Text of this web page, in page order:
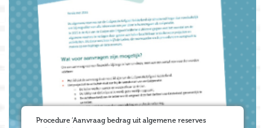
Procedure ‘Aanvraag bedrag uit algemene reserves